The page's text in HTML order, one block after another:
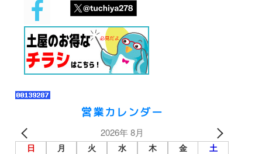
営業カレンダー
2026年 8月
日 月 火 水 木 金 土